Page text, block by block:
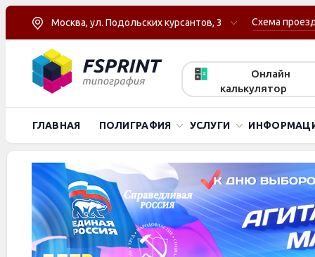
Москва, ул. Подольских курсантов, 3 Схема
Онлайн
калькулятор
ГЛАВНАЯ ПОЛИГРАФИЯ УСЛУГИ